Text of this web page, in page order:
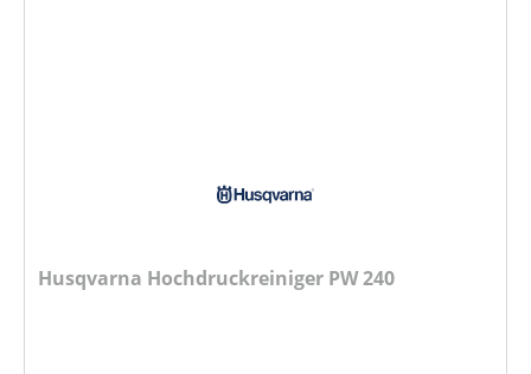
Husqvarna Hochdruckreiniger PW 240